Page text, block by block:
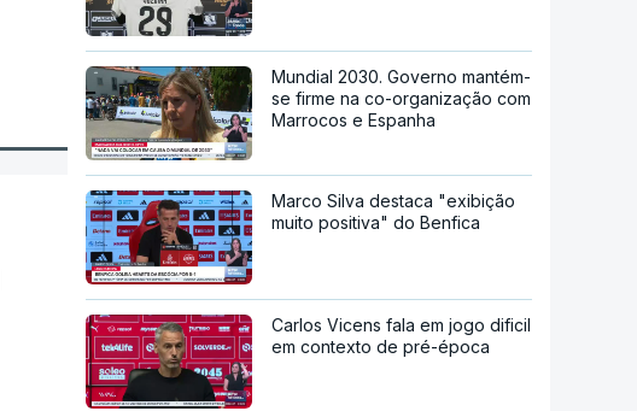
Mundial 2030. Governo mantém-
se firme na co-organização com
Marrocos e Espanha
Marco Silva destaca "exibição
muito positiva" do Benfica
Carlos Vicens fala em jogo dificil
em contexto de pré-época